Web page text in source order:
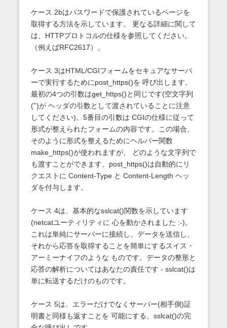
ケース 2bはパスワードで保護されているページを
取得する方法を示しています。 更なる詳細に関して
は、HTTPプロトコルの仕様を参照してください。
（例えばRFC2617）。
ケース 3はHTML/CGIフォームをセキュアなサーバ
ーで実行するためにpost_https()を 呼び出します。
最初の4つの引数はget_https()と同じです(空文字列
('')が ヘッダの引数として渡されていることに注意
してください)。5番目の引数は CGIの仕様に従って
形式が整えられたフォームの内容です。この場合、
そのように形式を整えるためにヘルパー関数
make_https()が使われますが、 どのような文字列で
も渡すことができます。post_https()は自動的にリ
クエストに Content-Type と Content-Length ヘッ
ダを付与します。
ケース 4は、基本的なsslcat()関数を示しています
(netcatユーティリティに 心を動かされました :-)。
これは単純にサーバーに接続し、データを送信し、
それから応答を取得することを簡単にするスイス・
アーミーナイフのような ものです。データの整形と
応答の解析についてはあなたの責任です - sslcat()は
単に転送するだけのものです。
ケース 5は、エラーだけでなくサーバー(相手側)証
明書と同様も返すことを 可能にする、sslcat()の完